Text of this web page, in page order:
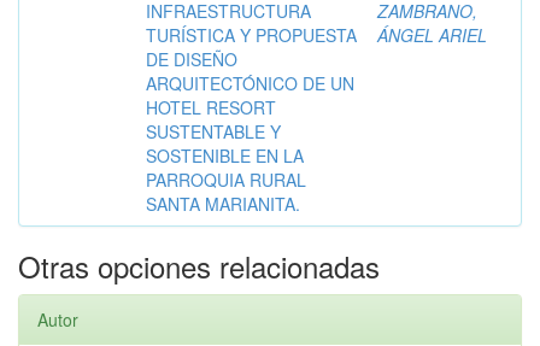
INFRAESTRUCTURA
TURÍSTICA Y PROPUESTA
DE DISEÑO
ARQUITECTÓNICO DE UN
HOTEL RESORT
SUSTENTABLE Y
SOSTENIBLE EN LA
PARROQUIA RURAL
SANTA MARIANITA.
ZAMBRANO,
ÁNGEL ARIEL
Otras opciones relacionadas
Autor